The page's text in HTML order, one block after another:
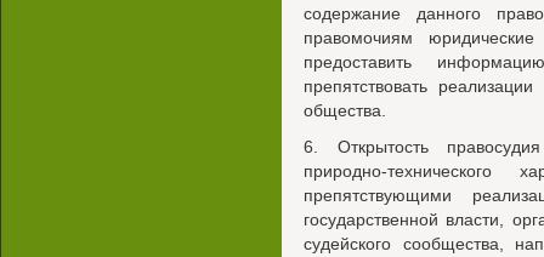
содержание данного
правомочиям юридические
предоставить
препятствовать
общества.
6. Открытость
природно-технического
препятствующими
государственной власти,
судейского сообщества,